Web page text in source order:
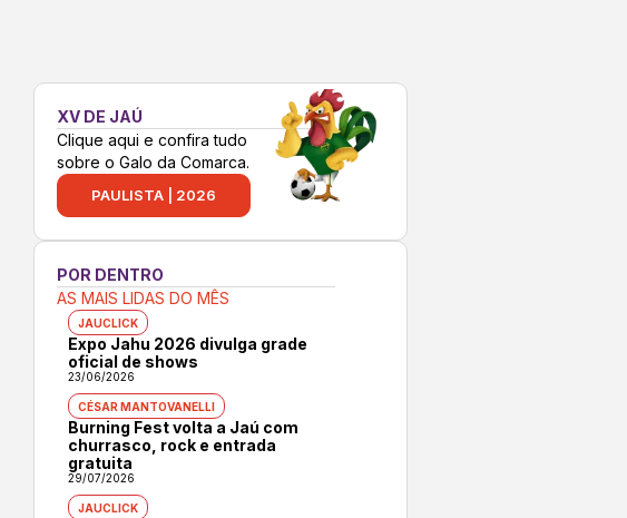
XV DE JAÚ
Clique aqui e confira tudo
sobre o Galo da Comarca.
PAULISTA | 2026
POR DENTRO
AS MAIS LIDAS DO MÊS
JAUCLICK
Expo Jahu 2026 divulga grade
oficial de shows
23/06/2026
CÉSAR MANTOVANELLI
Burning Fest volta a Jaú com
churrasco, rock e entrada
gratuita
29/07/2026
JAUCLICK